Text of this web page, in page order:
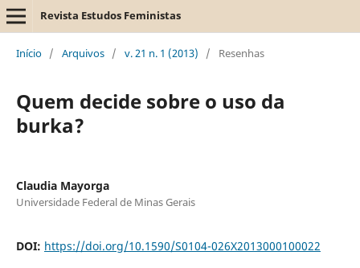
Revista Estudos Feministas
Início / Arquivos / v. 21 n. 1 (2013) / Resenhas
Quem decide sobre o uso da
burka?
Claudia Mayorga
Universidade Federal de Minas Gerais
DOI: https://doi.org/10.1590/S0104-026X2013000100022